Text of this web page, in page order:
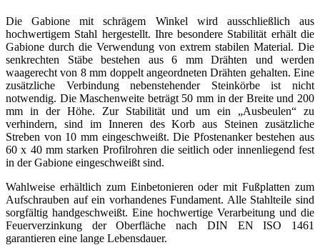
Die Gabione mit schrägem Winkel wird ausschließlich aus
hochwertigem Stahl hergestellt. Ihre besondere Stabilität erhält die
Gabione durch die Verwendung von extrem stabilen Material. Die
senkrechten Stäbe bestehen aus 6 mm Drähten und werden
waagerecht von 8 mm doppelt angeordneten Drähten gehalten. Eine
zusätzliche Verbindung nebenstehender Steinkörbe ist nicht
notwendig. Die Maschenweite beträgt 50 mm in der Breite und 200
mm in der Höhe. Zur Stabilität und um ein „Ausbeulen“ zu
verhindern, sind im Inneren des Korb aus Steinen zusätzliche
Streben von 10 mm eingeschweißt. Die Pfostenanker bestehen aus
60 x 40 mm starken Profilrohren die seitlich oder innenliegend fest
in der Gabione eingeschweißt sind.
Wahlweise erhältlich zum Einbetonieren oder mit Fußplatten zum
Aufschrauben auf ein vorhandenes Fundament. Alle Stahlteile sind
sorgfältig handgeschweißt. Eine hochwertige Verarbeitung und die
Feuerverzinkung der Oberfläche nach DIN EN ISO 1461
garantieren eine lange Lebensdauer.